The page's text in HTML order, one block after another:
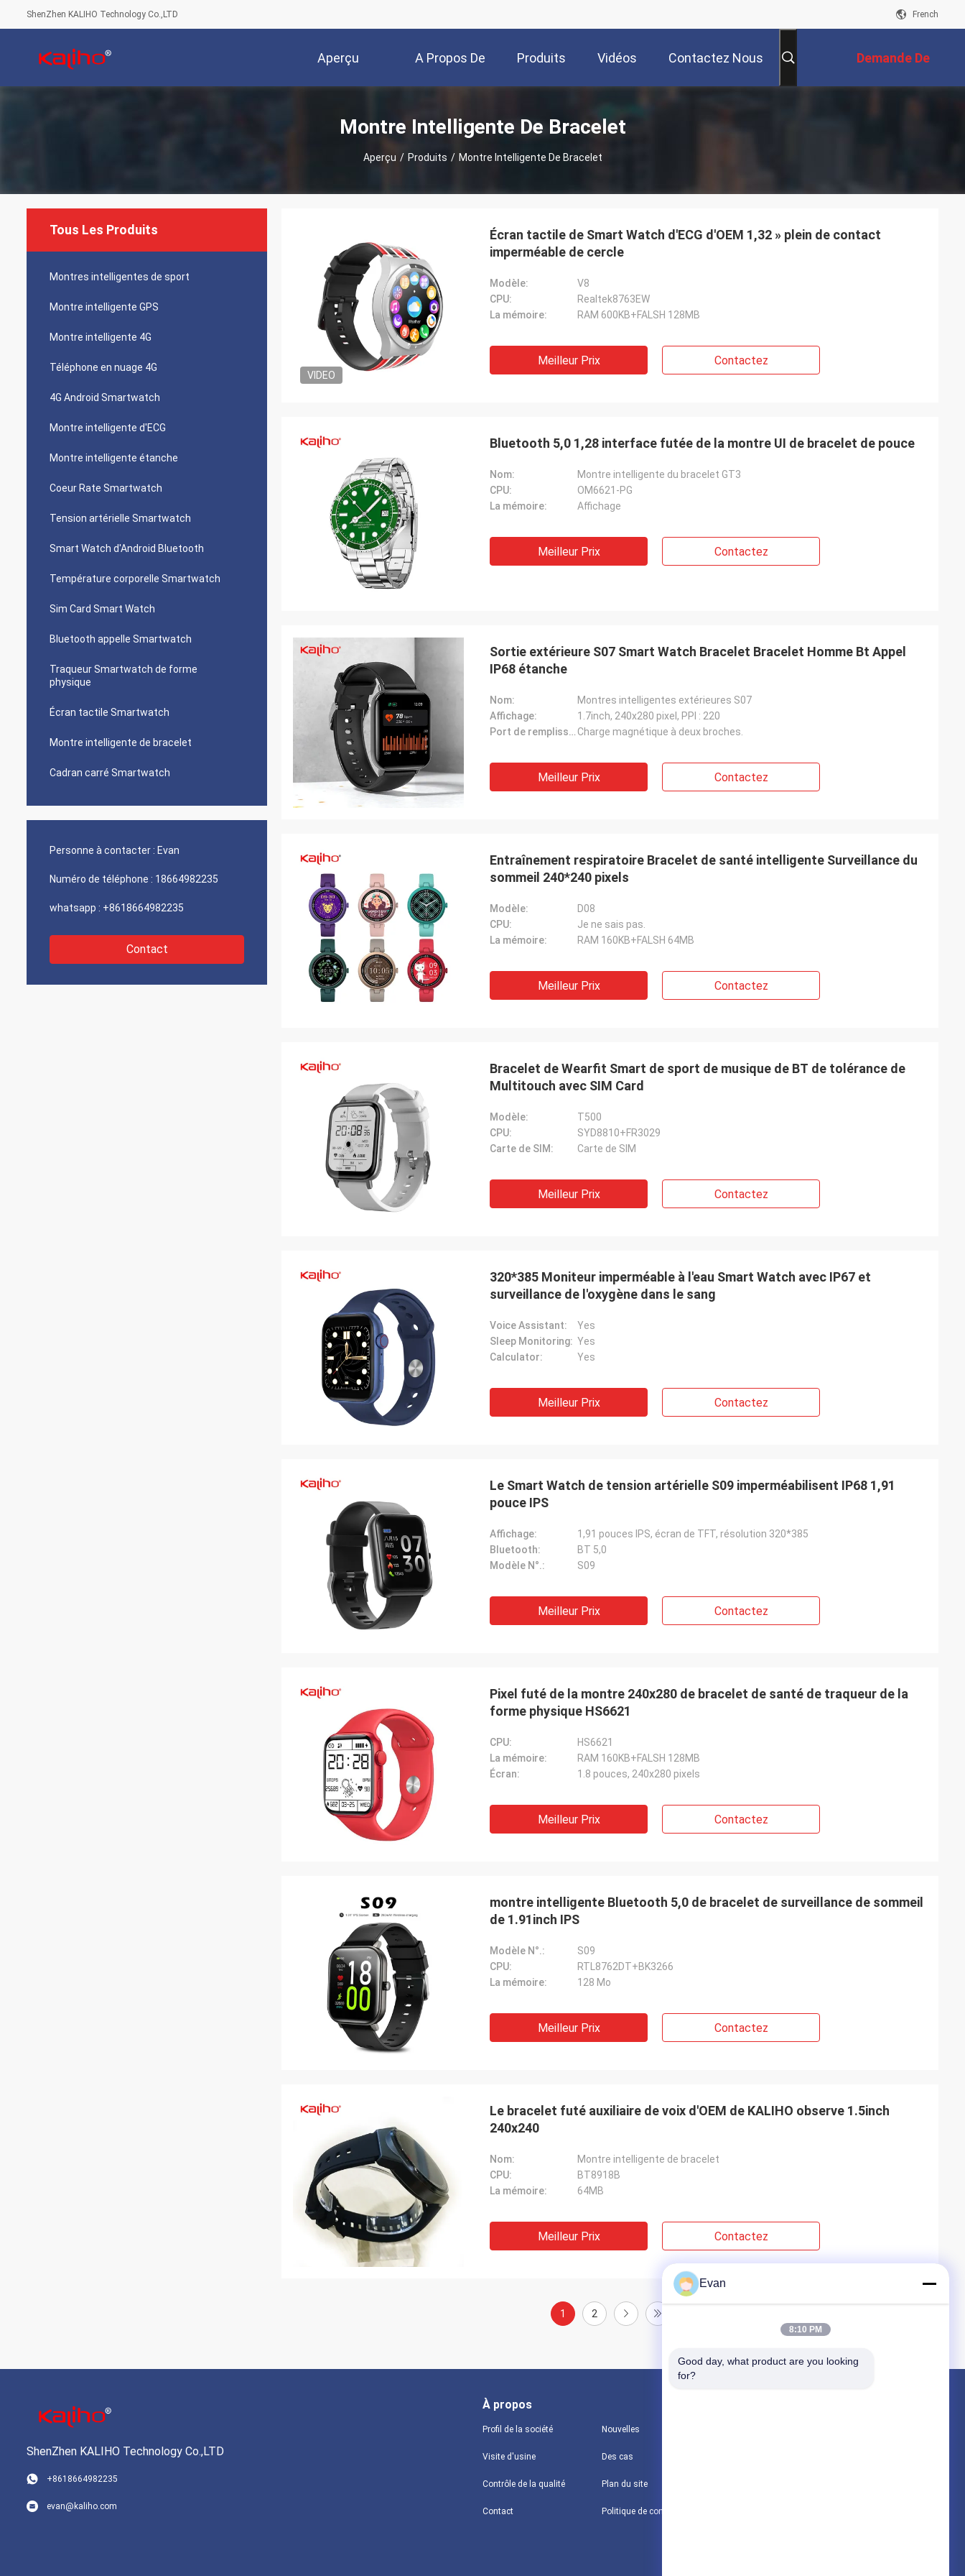
ShenZhen KALIHO Technology Co.,LTD French
Aperçu A Propos De
Nous
Produits Vidéos Contactez Nous Demande De
Soumission
Montre Intelligente De Bracelet
Aperçu / Produits / Montre Intelligente De Bracelet
Tous Les Produits
Montres intelligentes de sport
Montre intelligente GPS
Montre intelligente 4G
Téléphone en nuage 4G
4G Android Smartwatch
Montre intelligente d'ECG
Montre intelligente étanche
Coeur Rate Smartwatch
Tension artérielle Smartwatch
Smart Watch d'Android Bluetooth
Température corporelle Smartwatch
Sim Card Smart Watch
Bluetooth appelle Smartwatch
Traqueur Smartwatch de forme
physique
Écran tactile Smartwatch
Montre intelligente de bracelet
Cadran carré Smartwatch
Personne à contacter : Evan
Numéro de téléphone : 18664982235
whatsapp : +8618664982235
Contact
VIDEO
Écran tactile de Smart Watch d'ECG d'OEM 1,32 » plein de contact
imperméable de cercle
Modèle:
V8
CPU:
Realtek8763EW
La mémoire:
RAM 600KB+FALSH 128MB
Meilleur Prix Contactez
Bluetooth 5,0 1,28 interface futée de la montre UI de bracelet de pouce
Nom:
Montre intelligente du bracelet GT3
CPU:
OM6621-PG
La mémoire:
Affichage
Meilleur Prix Contactez
Sortie extérieure S07 Smart Watch Bracelet Bracelet Homme Bt Appel
IP68 étanche
Nom:
Montres intelligentes extérieures S07
Affichage:
1.7inch, 240x280 pixel, PPI : 220
Port de remplissage: Charge magnétique à deux broches.
Meilleur Prix Contactez
Entraînement respiratoire Bracelet de santé intelligente Surveillance du
sommeil 240*240 pixels
Modèle:
D08
CPU:
Je ne sais pas.
La mémoire:
RAM 160KB+FALSH 64MB
Meilleur Prix Contactez
Bracelet de Wearfit Smart de sport de musique de BT de tolérance de
Multitouch avec SIM Card
Modèle:
T500
CPU:
SYD8810+FR3029
Carte de SIM:
Carte de SIM
Meilleur Prix Contactez
320*385 Moniteur imperméable à l'eau Smart Watch avec IP67 et
surveillance de l'oxygène dans le sang
Voice Assistant:
Yes
Sleep Monitoring: Yes
Calculator:
Yes
Meilleur Prix Contactez
Le Smart Watch de tension artérielle S09 imperméabilisent IP68 1,91
pouce IPS
Affichage:
1,91 pouces IPS, écran de TFT, résolution 320*385
Bluetooth:
BT 5,0
Modèle N°.:
S09
Meilleur Prix Contactez
Pixel futé de la montre 240x280 de bracelet de santé de traqueur de la
forme physique HS6621
CPU:
HS6621
La mémoire:
RAM 160KB+FALSH 128MB
Écran:
1.8 pouces, 240x280 pixels
Meilleur Prix Contactez
montre intelligente Bluetooth 5,0 de bracelet de surveillance de sommeil
de 1.91inch IPS
Modèle N°.:
S09
CPU:
RTL8762DT+BK3266
La mémoire:
128 Mo
Meilleur Prix Contactez
Le bracelet futé auxiliaire de voix d'OEM de KALIHO observe 1.5inch
240x240
Nom:
Montre intelligente de bracelet
CPU:
BT8918B
La mémoire:
64MB
Meilleur Prix Contactez
1 2
ShenZhen KALIHO Technology Co.,LTD
+8618664982235
evan@kaliho.com
À propos
Profil de la société
Visite d'usine
Contrôle de la qualité
Contact
Nouvelles
Des cas
Plan du site
Evan
8:10 PM
Good day, what product are you looking
for?